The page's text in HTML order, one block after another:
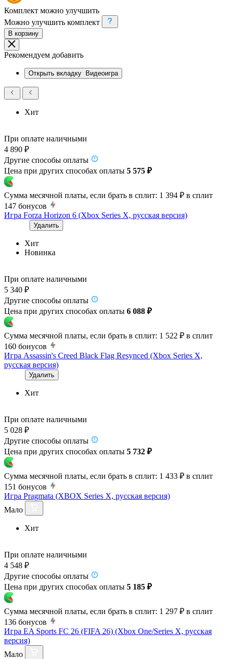
Комплект можно улучшить
Можно улучшить комплект
В корзину
Рекомендуем добавить
Открыть вкладку Видеоигра
Хит
При оплате наличными
4 890 ₽
Другие способы оплаты
Цена при других способах оплаты 5 575 ₽
Сумма месячной платы, если брать в сплит: 1 394 ₽ в сплит
147 бонусов
Игра Forza Horizon 6 (Xbox Series X, русская версия)
Удалить
Хит
Новинка
При оплате наличными
5 340 ₽
Другие способы оплаты
Цена при других способах оплаты 6 088 ₽
Сумма месячной платы, если брать в сплит: 1 522 ₽ в сплит
160 бонусов
Игра Assassin's Creed Black Flag Resynced (Xbox Series X,
русская версия)
Удалить
Хит
При оплате наличными
5 028 ₽
Другие способы оплаты
Цена при других способах оплаты 5 732 ₽
Сумма месячной платы, если брать в сплит: 1 433 ₽ в сплит
151 бонусов
Игра Pragmata (XBOX Series X, русская версия)
Мало
Хит
При оплате наличными
4 548 ₽
Другие способы оплаты
Цена при других способах оплаты 5 185 ₽
Сумма месячной платы, если брать в сплит: 1 297 ₽ в сплит
136 бонусов
Игра EA Sports FC 26 (FIFA 26) (Xbox One/Series X, русская
версия)
Мало